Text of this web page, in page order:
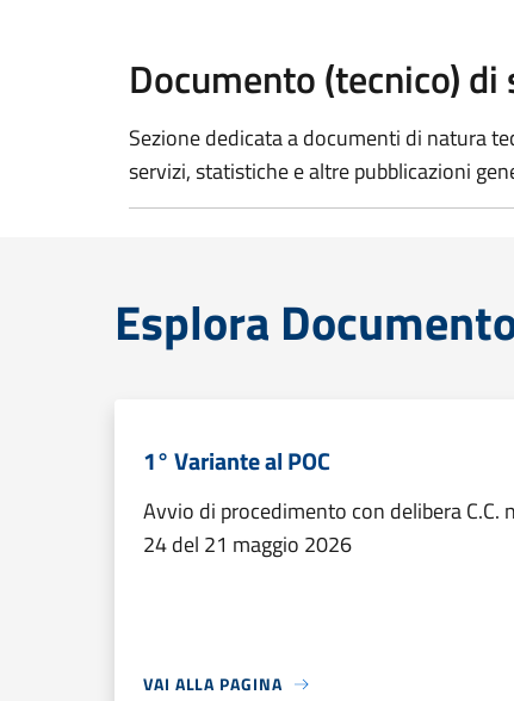
Documento (tecnico)
Sezione dedicata a documenti di natura
servizi, statistiche e altre pubblicazioni
Esplora
1° Variante al POC
Avvio di procedimento con delibera C.C.
24 del 21 maggio 2026
VAI ALLA PAGINA